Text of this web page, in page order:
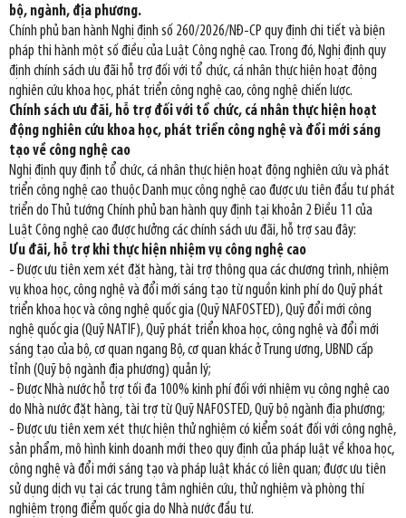
bộ, ngành, địa phương.
Chính phủ ban hành Nghị định số 260/2026/NĐ-CP quy định chi tiết và biện
pháp thi hành một số điều của Luật Công nghệ cao. Trong đó, Nghị định quy
định chính sách ưu đãi hỗ trợ đối với tổ chức, cá nhân thực hiện hoạt động
nghiên cứu khoa học, phát triển công nghệ cao, công nghệ chiến lược.
Chính sách ưu đãi, hỗ trợ đối với tổ chức, cá nhân thực hiện hoạt
động nghiên cứu khoa học, phát triển công nghệ và đổi mới sáng
tạo về công nghệ cao
Nghị định quy định tổ chức, cá nhân thực hiện hoạt động nghiên cứu và phát
triển công nghệ cao thuộc Danh mục công nghệ cao được ưu tiên đầu tư phát
triển do Thủ tướng Chính phủ ban hành quy định tại khoản 2 Điều 11 của
Luật Công nghệ cao được hưởng các chính sách ưu đãi, hỗ trợ sau đây:
Ưu đãi, hỗ trợ khi thực hiện nhiệm vụ công nghệ cao
- Được ưu tiên xem xét đặt hàng, tài trợ thông qua các chương trình, nhiệm
vụ khoa học, công nghệ và đổi mới sáng tạo từ nguồn kinh phí do Quỹ phát
triển khoa học và công nghệ quốc gia (Quỹ NAFOSTED), Quỹ đổi mới công
nghệ quốc gia (Quỹ NATIF), Quỹ phát triển khoa học, công nghệ và đổi mới
sáng tạo của bộ, cơ quan ngang Bộ, cơ quan khác ở Trung ương, UBND cấp
tỉnh (Quỹ bộ ngành địa phương) quản lý;
- Được Nhà nước hỗ trợ tối đa 100% kinh phí đối với nhiệm vụ công nghệ cao
do Nhà nước đặt hàng, tài trợ từ Quỹ NAFOSTED, Quỹ bộ ngành địa phương;
- Được ưu tiên xem xét thực hiện thử nghiệm có kiểm soát đối với công nghệ,
sản phẩm, mô hình kinh doanh mới theo quy định của pháp luật về khoa học,
công nghệ và đổi mới sáng tạo và pháp luật khác có liên quan; được ưu tiên
sử dụng dịch vụ tại các trung tâm nghiên cứu, thử nghiệm và phòng thí
nghiệm trọng điểm quốc gia do Nhà nước đầu tư.